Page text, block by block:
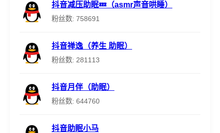
抖音减压助眠💤（asmr声音哄睡）
粉丝数: 758691
抖音禅逸（养生 助眠）
粉丝数: 281113
抖音月伴（助眠）
粉丝数: 644760
抖音助眠小马